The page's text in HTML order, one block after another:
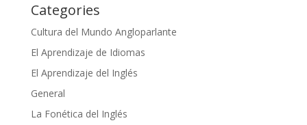
Categories
Cultura del Mundo Angloparlante
El Aprendizaje de Idiomas
El Aprendizaje del Inglés
General
La Fonética del Inglés